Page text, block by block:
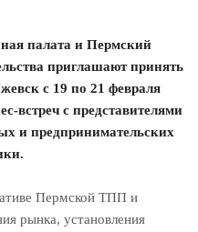
палата и Пермский
приглашают принять
с 19 по 21 февраля
встреч с представителями
и предпринимательских
Пермской ТПП и
рынка, установления